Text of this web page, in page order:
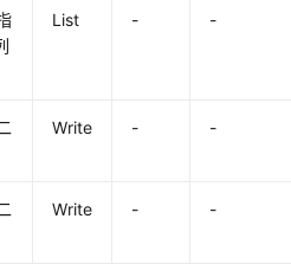
List - -
Write - -
Write - -